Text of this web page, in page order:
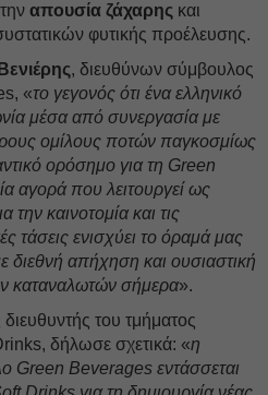
απουσία ζάχαρης και
φυτικής προέλευσης.
, διευθύνων σύμβουλος
«το γεγονός ότι ένα ελληνικό
μέσα από συνεργασία με
ομίλους ποτών παγκοσμίως
ορόσημο για τη Green
αγορά που λειτουργεί ως
την καινοτομία και τις
τάσεις ενισχύει το όραμά μας
απήχηση και ουσιαστική
καταναλωτών σήμερα».
διευθυντής του τμήματος
δήλωσε σχετικά: «η
Green Beverages εντάσσεται